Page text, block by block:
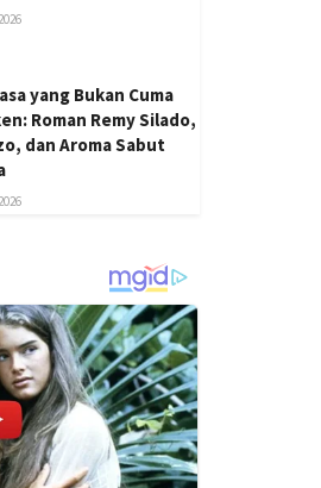
yang Bukan Cuma
Roman Remy Silado,
dan Aroma Sabut